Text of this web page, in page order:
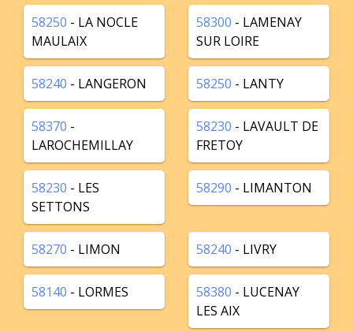
58250 - LA NOCLE
MAULAIX
58300 - LAMENAY
SUR LOIRE
58240 - LANGERON 58250 - LANTY
58370 -
LAROCHEMILLAY
58230 - LAVAULT DE
FRETOY
58230 - LES
SETTONS
58290 - LIMANTON
58270 - LIMON 58240 - LIVRY
58140 - LORMES 58380 - LUCENAY
LES AIX